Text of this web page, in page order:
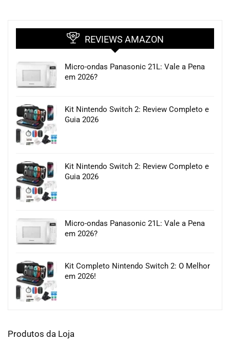
REVIEWS AMAZON
Micro-ondas Panasonic 21L: Vale a Pena
em 2026?
Kit Nintendo Switch 2: Review Completo e
Guia 2026
Kit Nintendo Switch 2: Review Completo e
Guia 2026
Micro-ondas Panasonic 21L: Vale a Pena
em 2026?
Kit Completo Nintendo Switch 2: O Melhor
em 2026!
Produtos da Loja